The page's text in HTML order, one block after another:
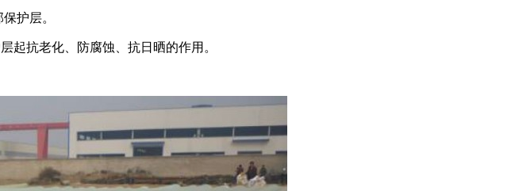
护层。
起抗老化、防腐蚀、抗日晒的作用。